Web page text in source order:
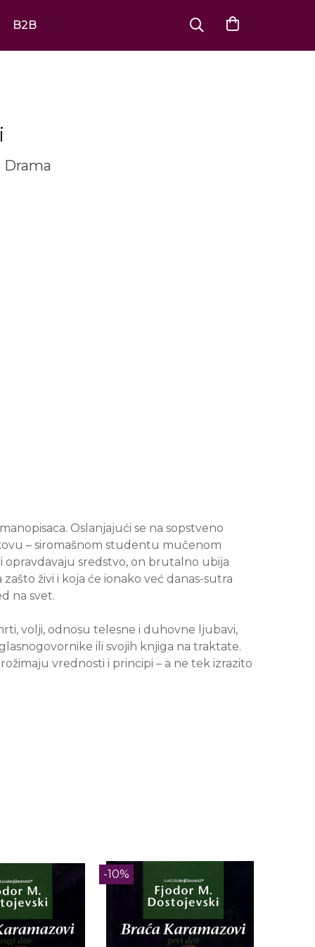
B2B
Drama
Oslanjajući se na sopstveno
– siromašnom studentu mučenom
opravdavaju sredstvo, on brutalno ubija
živi i koja će ionako već danas-sutra
na svet.
volji, odnosu telesne i duhovne ljubavi,
ili svojih knjiga na traktate.
vrednosti i principi – a ne tek izrazito
-10%